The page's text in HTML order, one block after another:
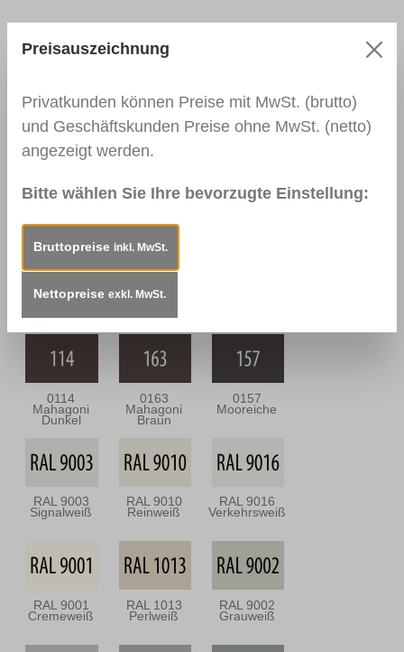
Nussbaum
Hell
Nussbaum
Mittel
0111
Nussbaum
0164
Nussbaum
0112
Nussbraun
0166 Wenge 0139
Dunkel
0114
Mahagoni
Dunkel
0163
Mahagoni
Braun
0157
Mooreiche
RAL 9003
Signalweiß
RAL 9010
Reinweiß
RAL 9016
Verkehrsweiß
RAL 9001
Cremeweiß
RAL 1013
Perlweiß
RAL 9002
Grauweiß
Preisauszeichnung
Privatkunden können Preise mit MwSt. (brutto)
und Geschäftskunden Preise ohne MwSt. (netto)
angezeigt werden.
Bitte wählen Sie Ihre bevorzugte Einstellung:
Bruttopreise inkl. MwSt.
Nettopreise exkl. MwSt.